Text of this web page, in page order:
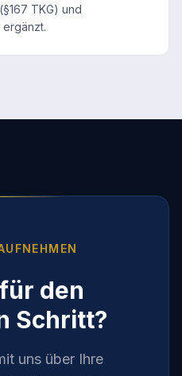
TKG) und
den
Schritt?
uns über Ihre